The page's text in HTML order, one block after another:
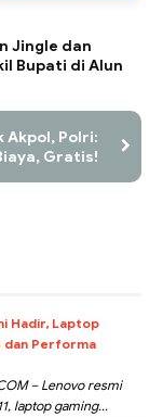
Jingle dan
Bupati di Alun
Akpol, Polri:
Gratis!
Hadir, Laptop
dan Performa
– Lenovo resmi
laptop gaming...